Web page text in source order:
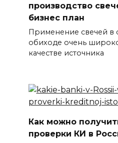
производство
бизнес план
Применение свечей в
обиходе очень
качестве источника
Как можно
проверки КИ в